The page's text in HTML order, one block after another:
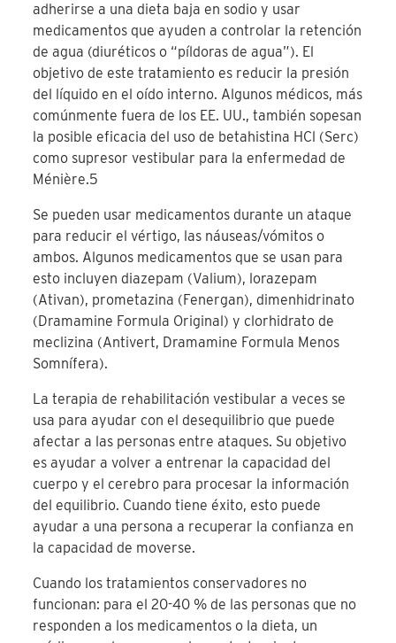
adherirse a una dieta baja en sodio y usar
medicamentos que ayuden a controlar la retención
de agua (diuréticos o “píldoras de agua”). El
objetivo de este tratamiento es reducir la presión
del líquido en el oído interno. Algunos médicos, más
comúnmente fuera de los EE. UU., también sopesan
la posible eficacia del uso de betahistina HCl (Serc)
como supresor vestibular para la enfermedad de
Ménière.5
Se pueden usar medicamentos durante un ataque
para reducir el vértigo, las náuseas/vómitos o
ambos. Algunos medicamentos que se usan para
esto incluyen diazepam (Valium), lorazepam
(Ativan), prometazina (Fenergan), dimenhidrinato
(Dramamine Formula Original) y clorhidrato de
meclizina (Antivert, Dramamine Formula Menos
Somnífera).
La terapia de rehabilitación vestibular a veces se
usa para ayudar con el desequilibrio que puede
afectar a las personas entre ataques. Su objetivo
es ayudar a volver a entrenar la capacidad del
cuerpo y el cerebro para procesar la información
del equilibrio. Cuando tiene éxito, esto puede
ayudar a una persona a recuperar la confianza en
la capacidad de moverse.
Cuando los tratamientos conservadores no
funcionan: para el 20-40 % de las personas que no
responden a los medicamentos o la dieta, un